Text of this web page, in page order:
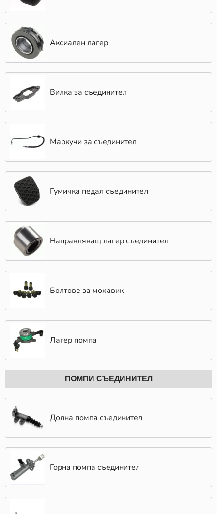
Аксиален лагер
Вилка за съединител
Маркучи за съединител
Гумичка педал съединител
Направляващ лагер съединител
Болтове за мохавик
Лагер помпа
ПОМПИ СЪЕДИНИТЕЛ
Долна помпа съединител
Горна помпа съединител